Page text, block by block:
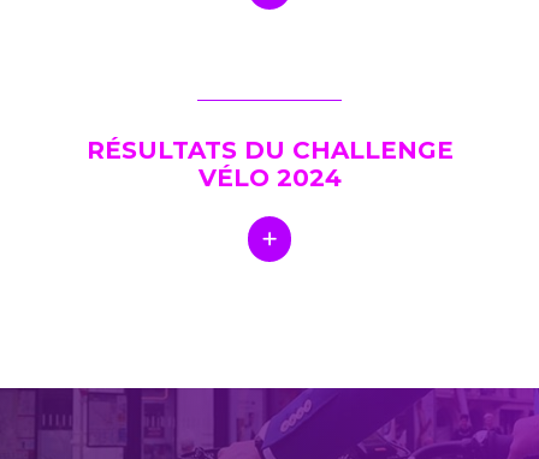
RÉSULTATS DU CHALLENGE
VÉLO 2024